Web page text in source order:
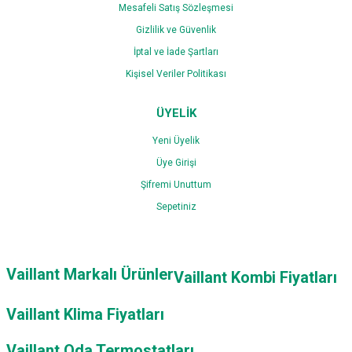
Mesafeli Satış Sözleşmesi
Gizlilik ve Güvenlik
İptal ve İade Şartları
Kişisel Veriler Politikası
ÜYELİK
Yeni Üyelik
Üye Girişi
Şifremi Unuttum
Sepetiniz
Vaillant Markalı ÜrünlerVaillant Kombi Fiyatları
Vaillant Klima Fiyatları